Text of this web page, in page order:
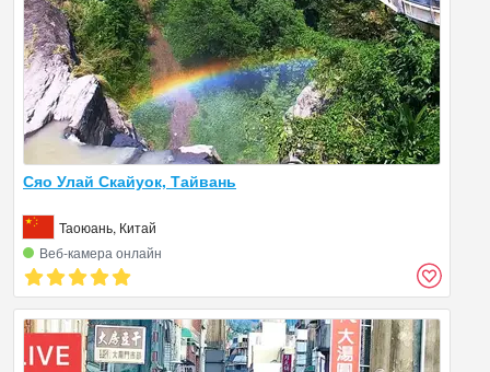
Сяо Улай Скайуок, Тайвань
Таоюань, Китай
Веб‑камера онлайн